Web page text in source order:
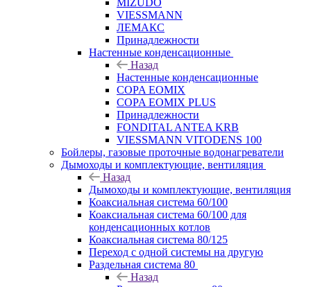
MIZUDO
VIESSMANN
ЛЕМАКС
Принадлежности
Настенные конденсационные
Назад
Настенные конденсационные
COPA EOMIX
COPA EOMIX PLUS
Принадлежности
FONDITAL ANTEA KRB
VIESSMANN VITODENS 100
Бойлеры, газовые проточные водонагреватели
Дымоходы и комплектующие, вентиляция
Назад
Дымоходы и комплектующие, вентиляция
Коаксиальная система 60/100
Коаксиальная система 60/100 для
конденсационных котлов
Коаксиальная система 80/125
Переход с одной системы на другую
Раздельная система 80
Назад